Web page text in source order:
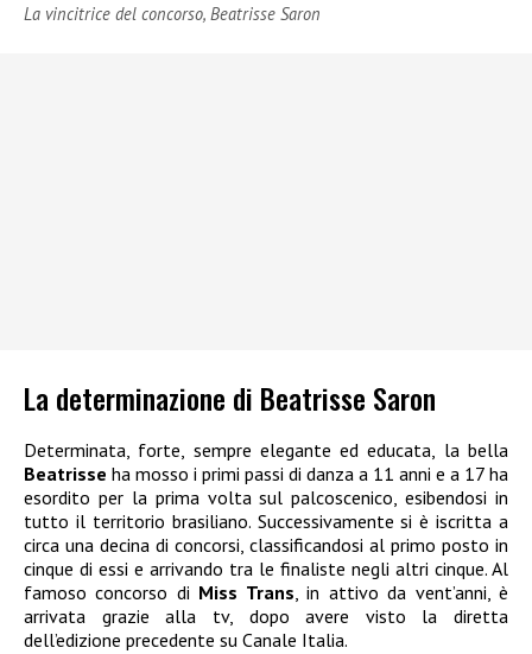
La vincitrice del concorso, Beatrisse Saron
La determinazione di Beatrisse Saron
Determinata, forte, sempre elegante ed educata, la bella
Beatrisse ha mosso i primi passi di danza a 11 anni e a 17 ha
esordito per la prima volta sul palcoscenico, esibendosi in
tutto il territorio brasiliano. Successivamente si è iscritta a
circa una decina di concorsi, classificandosi al primo posto in
cinque di essi e arrivando tra le finaliste negli altri cinque. Al
famoso concorso di Miss Trans, in attivo da vent’anni, è
arrivata grazie alla tv, dopo avere visto la diretta
dell’edizione precedente su Canale Italia.